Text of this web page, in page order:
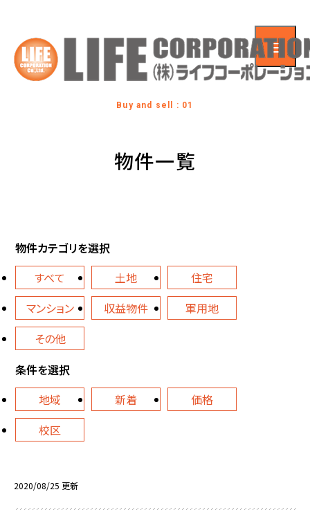
Buy and sell : 01
物件一覧
物件カテゴリを選択
すべて
土地
住宅
マンション
収益物件
軍用地
その他
条件を選択
地域
新着
価格
校区
2020/08/25 更新